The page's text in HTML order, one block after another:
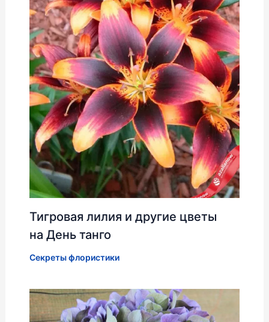
Тигровая лилия и другие цветы
на День танго
Секреты флористики